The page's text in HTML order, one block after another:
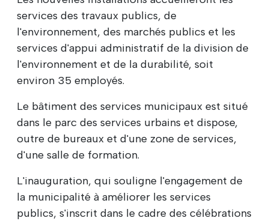
services des travaux publics, de
l'environnement, des marchés publics et les
services d'appui administratif de la division de
l'environnement et de la durabilité, soit
environ 35 employés.
Le bâtiment des services municipaux est situé
dans le parc des services urbains et dispose,
outre de bureaux et d'une zone de services,
d'une salle de formation.
L'inauguration, qui souligne l'engagement de
la municipalité à améliorer les services
publics, s'inscrit dans le cadre des célébrations